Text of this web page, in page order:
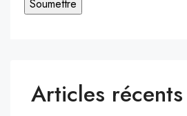
Articles récents